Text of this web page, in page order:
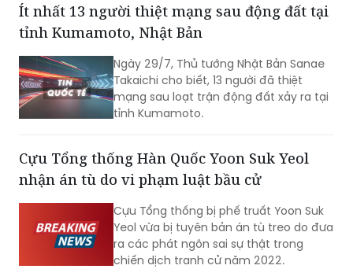
trận động đất.
Ít nhất 13 người thiệt mạng sau động đất tại
tỉnh Kumamoto, Nhật Bản
Ngày 29/7, Thủ tướng Nhật Bản Sanae
Takaichi cho biết, 13 người đã thiệt
mạng sau loạt trận động đất xảy ra tại
tỉnh Kumamoto.
Cựu Tổng thống Hàn Quốc Yoon Suk Yeol
nhận án tù do vi phạm luật bầu cử
Cựu Tổng thống bị phế truất Yoon Suk
Yeol vừa bị tuyên bản án tù treo do đưa
ra các phát ngôn sai sự thật trong
chiến dịch tranh cử năm 2022.